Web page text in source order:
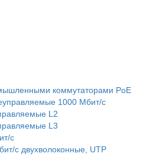
коммутаторами PoE
1000 Мбит/с
L2
L3
c
c двухволоконные, UTP